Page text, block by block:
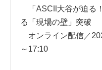
「ASCII大谷が迫る
る「現場の壁」突破
オンライン配信／
～17:10